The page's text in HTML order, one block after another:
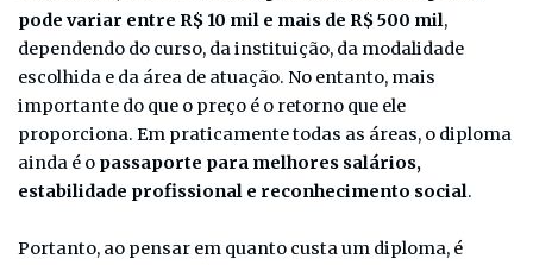
pode variar entre R$ 10 mil e mais de R$ 500 mil,
dependendo do curso, da instituição, da modalidade
escolhida e da área de atuação. No entanto, mais
importante do que o preço é o retorno que ele
proporciona. Em praticamente todas as áreas, o diploma
ainda é o passaporte para melhores salários,
estabilidade profissional e reconhecimento social.
Portanto, ao pensar em quanto custa um diploma, é